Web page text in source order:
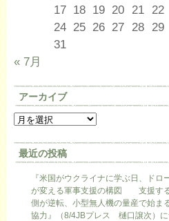
17 18 19 20 21 22
24 25 26 27 28 29
31
« 7月
アーカイブ
最近の投稿
『米国がウクライナに学ぶ日、ドロ
が変える軍事支援の構図 支援す
側が逆転、小型無人機の量産で始ま
協力』（8/4JBプレス 樋口譲次）に